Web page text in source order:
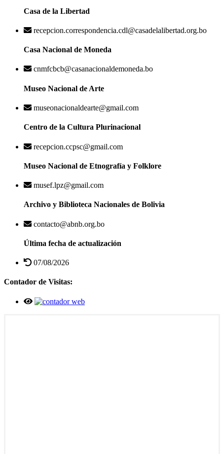
Casa de la Libertad
recepcion.correspondencia.cdl@casadelalibertad.org.bo
Casa Nacional de Moneda
cnmfcbcb@casanacionaldemoneda.bo
Museo Nacional de Arte
museonacionaldearte@gmail.com
Centro de la Cultura Plurinacional
recepcion.ccpsc@gmail.com
Museo Nacional de Etnografía y Folklore
musef.lpz@gmail.com
Archivo y Biblioteca Nacionales de Bolivia
contacto@abnb.org.bo
Última fecha de actualización
07/08/2026
Contador de Visitas: